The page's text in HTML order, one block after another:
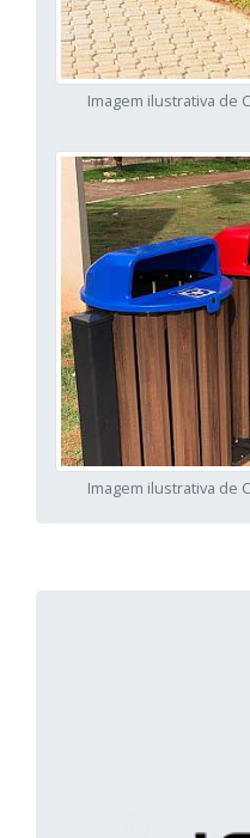
Imagem ilustrativa de
Imagem ilustrativa de